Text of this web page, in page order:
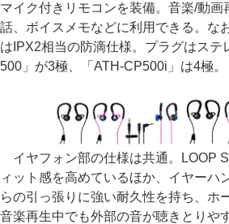
マイク付きリモコンを装備。音楽/動画
話、ボイスメモなどに利用できる。な
はIPX2相当の防滴仕様。プラグはステ
500」が3極、「ATH-CP500i」は4極。
イヤフォン部の仕様は共通。LOOP
ィット感を高めているほか、イヤーハ
らの引っ張りに強い耐久性を持ち、ホ
音楽再生中でも外部の音が聴きとりや